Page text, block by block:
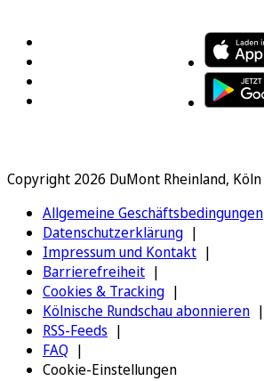
Copyright 2026 DuMont Rheinland, Köln
Allgemeine Geschäftsbedingungen
Datenschutzerklärung
Impressum und Kontakt
Barrierefreiheit
Cookies & Tracking
Kölnische Rundschau abonnieren
RSS-Feeds
FAQ
Cookie-Einstellungen